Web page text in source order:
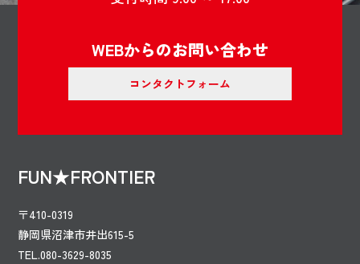
WEBからのお問い合わせ
コンタクトフォーム
FUN★FRONTIER
〒410-0319
静岡県沼津市井出615-5
TEL.080-3629-8035